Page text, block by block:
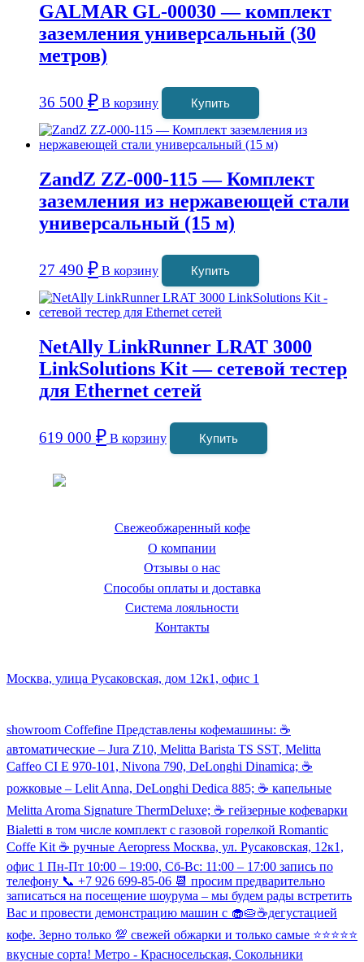
GALMAR GL-00030 — комплект
заземления универсальный (30
метров)
36 500 ₽ В корзину Купить
ZandZ ZZ-000-115 — Комплект
заземления из нержавеющей стали
универсальный (15 м)
27 490 ₽ В корзину Купить
NetAlly LinkRunner LRAT 3000
LinkSolutions Kit — сетевой тестер
для Ethernet сетей
619 000 ₽ В корзину Купить
Свежеобжаренный кофе
О компании
Отзывы о нас
Способы оплаты и доставка
Система лояльности
Контакты
Москва, улица Русаковская, дом 12к1, офис 1
showroom Coffefine Представлены кофемашины: ☕️
автоматические – Jura Z10, Melitta Barista TS SST, Melitta
Caffeo CI Е 970-101, Nivona 790, DeLonghi Dinamica; ☕️
рожковые – Lelit Anna, DeLonghi Dedica 885; ☕️ капельные
Melitta Aroma Signature ThermDeluxe; ☕️ гейзерные кофеварки
Bialetti в том числе комплект с газовой горелкой Romantic
Coffe Kit ☕️ ручные Aeropress Москва, ул. Русаковская, 12к1,
офис 1 Пн-Пт 10:00 – 19:00, Сб-Вс: 11:00 – 17:00 запись по
телефону 📞 +7 926 699-85-06 📆 просим предварительно
записаться на посещение шоурума – мы будем рады встретить
Вас и провести демонстрацию машин с 🧁🥧☕️дегустацией
кофе. Зерно только 💯 свежей обжарки и только самые ⭐️⭐️⭐️⭐️⭐️
вкусные сорта! Метро - Красносельская, Сокольники